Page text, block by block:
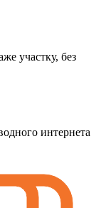
участку, без
интернета